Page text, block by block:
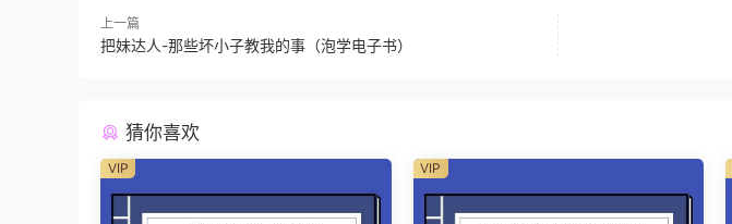
上一篇
把妹达人-那些坏小子教我的事（泡学电子书）
猜你喜欢
VIP VIP